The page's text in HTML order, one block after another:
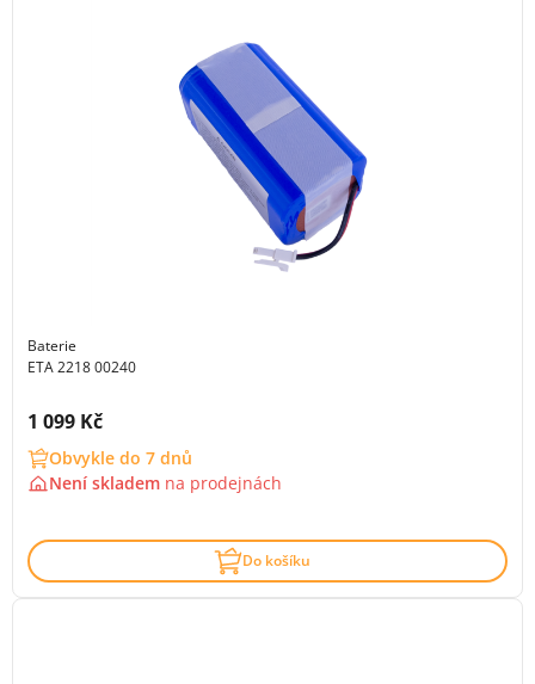
Baterie
ETA 2218 00240
Cena s DPH:
1 099 Kč
Obvykle do 7 dnů
Není skladem na prodejnách
Do košíku